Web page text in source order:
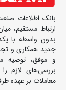
بانک اطلاعات
ارتباط مستقیم،
بدون واسطه با
جدید همکاری و
و موفق، توصیه
بررسی‌های لازم
معاملات بر عهده